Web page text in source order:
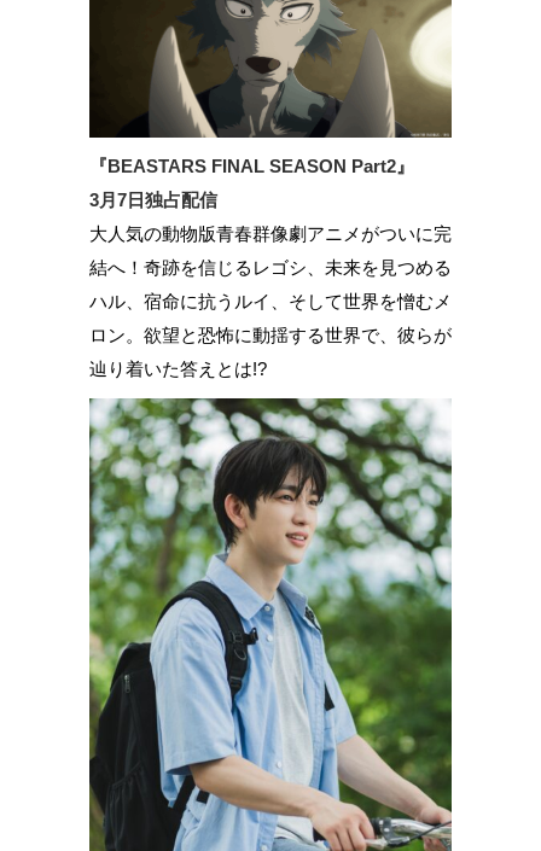
『BEASTARS FINAL SEASON Part2』
3月7日独占配信
大人気の動物版青春群像劇アニメがついに完
結へ！奇跡を信じるレゴシ、未来を見つめる
ハル、宿命に抗うルイ、そして世界を憎むメ
ロン。欲望と恐怖に動揺する世界で、彼らが
辿り着いた答えとは!?